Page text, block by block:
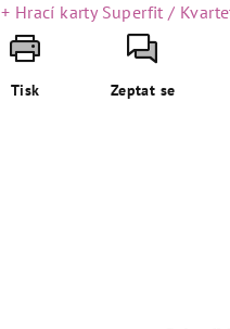
+ Hrací karty Superfit /
Tisk Zeptat se